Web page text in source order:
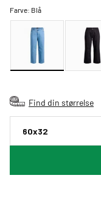
Farve: Blå
Find din størrelse
60x32